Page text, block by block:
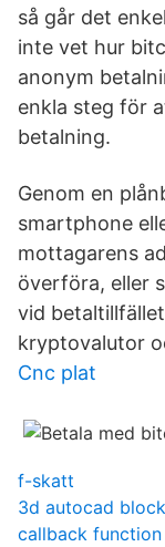
så går det
inte vet hur
anonym
enkla steg för
betalning.
Genom en
smartphone
mottagarens
överföra, eller
vid
kryptovalutor
Cnc plat
f-skatt
3d autocad
callback function